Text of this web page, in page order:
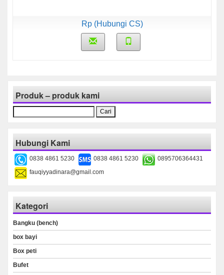
Rp (Hubungi CS)
Produk – produk kami
untuk:
Hubungi Kami
0838 4861 5230 0838 4861 5230
0895706364431
fauqiyyadinara@gmail.com
Kategori
Bangku (bench)
box bayi
Box peti
Bufet